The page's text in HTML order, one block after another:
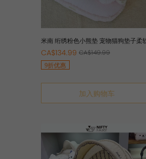
米南 绗绣粉色小熊垫 宠物猫狗垫子柔
可拆洗防泼水四季款
CA$134.99 CA$149.99
9折优惠
加入购物车